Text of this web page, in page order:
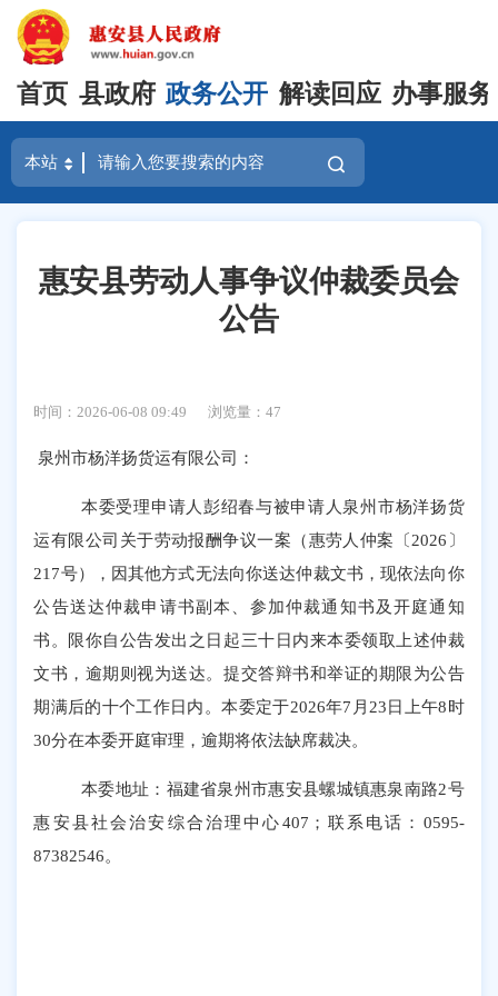
首页 县政府 政务公开 解读回应 办事服务
惠安县劳动人事争议仲裁委员会
公告
时间：2026-06-08 09:49 浏览量：47
泉州市杨洋扬货运有限公司 ：
本委受理申请人 彭绍春与被申请人 泉州市杨洋扬货
运有限公司 关于劳动报酬争议一案（惠劳人仲案〔2026〕
217号），因其他方式无法向你送达仲裁文书，现依法向你
公告送达仲裁申请书副本、参加仲裁通知书及开庭通知
书。限你自公告发出之日起三十日内来本委领取上述仲裁
文书，逾期则视为送达。提交答辩书和举证的期限为公告
期满后的十个工作日内。本委定于2026年7月23日上午8时
30分在本委开庭审理，逾期将依法缺席裁决。
本委地址： 福建省泉州市惠安县螺城镇惠泉南路2号
惠安县社会治安综合治理中心407 ；联系电话： 0595-
87382546。